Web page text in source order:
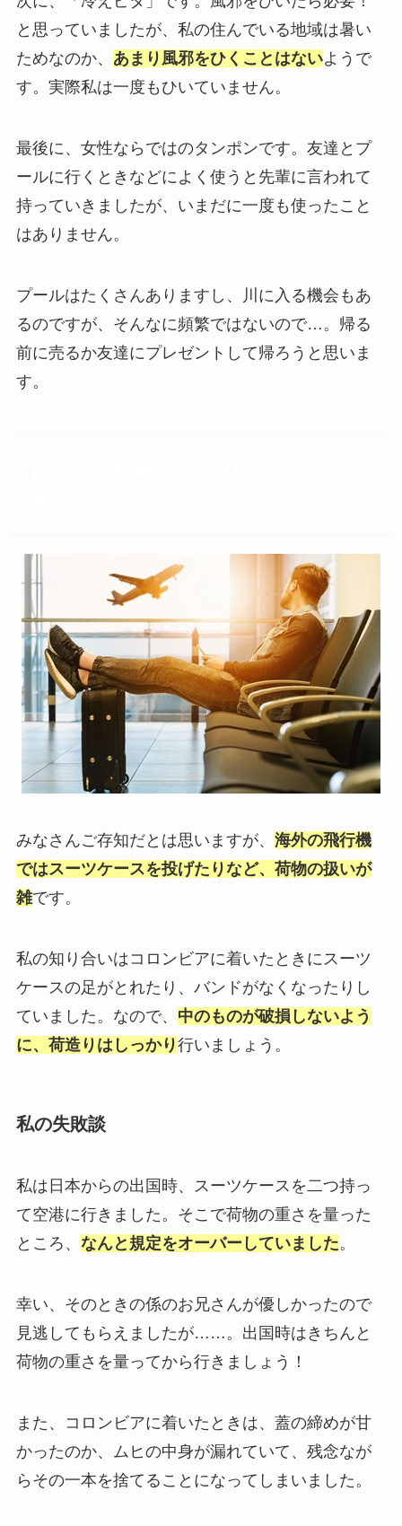
と思っていましたが、私の住んでいる地域は暑い
ためなのか、 あまり風邪をひくことはないようで
す。実際私は一度もひいていません。
最後に、女性ならではのタンポンです。友達とプ
ールに行くときなどによく使うと先輩に言われて
持っていきましたが、いまだに一度も使ったこと
はありません。
プールはたくさんありますし、川に入る機会もあ
るのですが、そんなに頻繁ではないので…。帰る
前に売るか友達にプレゼントして帰ろうと思いま
す。
みなさんご存知だとは思いますが、 海外の飛行機
ではスーツケースを投げたりなど、荷物の扱いが
雑です。
私の知り合いはコロンビアに着いたときにスーツ
ケースの足がとれたり、バンドがなくなったりし
ていました。なので、 中のものが破損しないよう
に、荷造りはしっかり行いましょう。
私の失敗談
私は日本からの出国時、スーツケースを二つ持っ
て空港に行きました。そこで荷物の重さを量った
ところ、 なんと規定をオーバーしていました。
幸い、そのときの係のお兄さんが優しかったので
見逃してもらえましたが……。出国時はきちんと
荷物の重さを量ってから行きましょう！
また、コロンビアに着いたときは、蓋の締めが甘
かったのか、ムヒの中身が漏れていて、残念なが
らその一本を捨てることになってしまいました。